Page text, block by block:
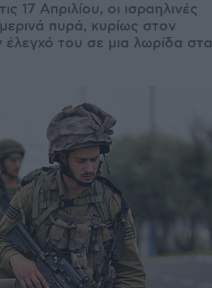
17 Απριλίου, οι ισραηλινές
πυρά, κυρίως στον
έλεγχό του σε μια λωρίδα στα